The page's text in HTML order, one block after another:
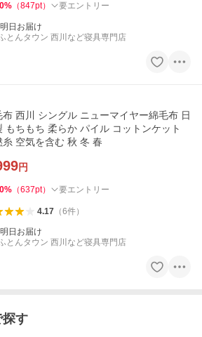
% （847pt） 要エントリー
日お届け
とんタウン 西川など寝具専門店
布 西川 シングル ニューマイヤー綿毛布 日
もちもち 柔らか パイル コットンケット
糸 空気を含む 秋 冬 春
円
% （637pt） 要エントリー
4.17（6件）
日お届け
とんタウン 西川など寝具専門店
探す